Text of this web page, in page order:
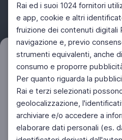
Rai ed i suoi 1024 fornitori
e app, cookie e altri
fruizione dei contenuti digitali
navigazione e, previo
strumenti equivalenti, anche
consumo e proporre
Per quanto riguarda la
Rai e terzi selezionati
geolocalizzazione,
archiviare e/o accedere a
elaborare dati personali (es.
Filtri
Facebook